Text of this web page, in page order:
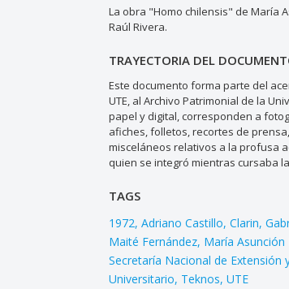
La obra "Homo chilensis" de María
Raúl Rivera.
TRAYECTORIA DEL
Este documento forma parte del
UTE, al Archivo Patrimonial de la
papel y digital, corresponden a
afiches, folletos, recortes de
misceláneos relativos a la profusa
quien se integró mientras cursaba
TAGS
1972 Adriano Castillo Clarin
Maité Fernández María Asunción
Secretaría Nacional de Extensión
Universitario Teknos UTE